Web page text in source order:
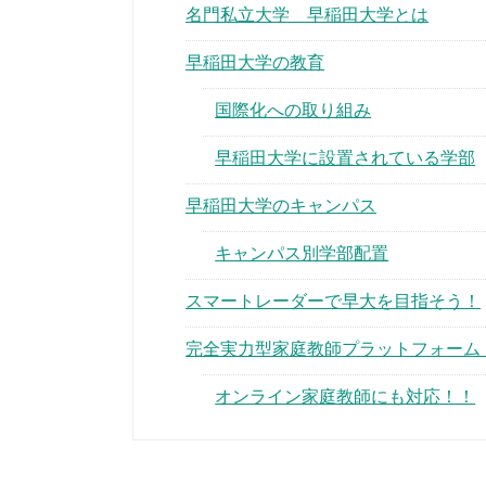
名門私立大学 早稲田大学とは
早稲田大学の教育
国際化への取り組み
早稲田大学に設置されている学部
早稲田大学のキャンパス
キャンパス別学部配置
スマートレーダーで早大を目指そう！
完全実力型家庭教師プラットフォー
オンライン家庭教師にも対応！！